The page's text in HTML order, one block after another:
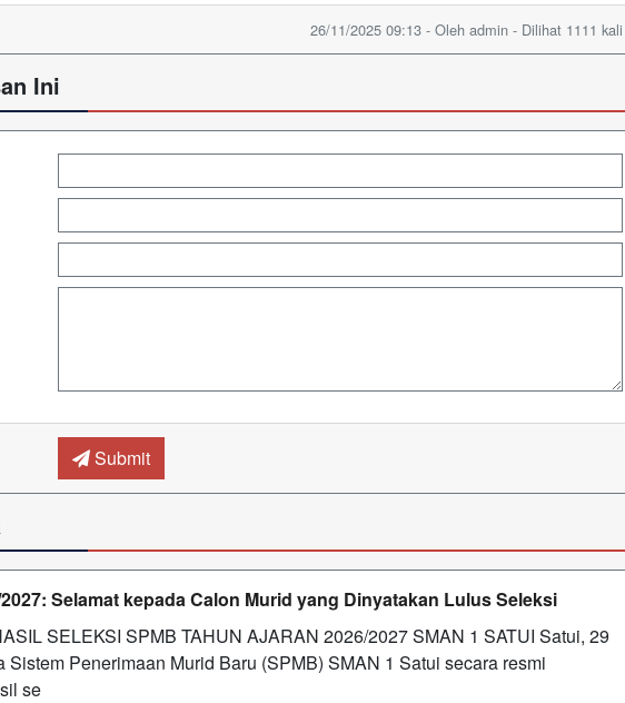
26/11/2025 09:13 - Oleh admin - Dilihat 1111 kali
Ini
Submit
Selamat kepada Calon Murid yang Dinyatakan Lulus Seleksi
SELEKSI SPMB TAHUN AJARAN 2026/2027 SMAN 1 SATUI Satui, 29
Sistem Penerimaan Murid Baru (SPMB) SMAN 1 Satui secara resmi
se